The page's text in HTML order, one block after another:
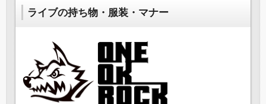
ライブの持ち物・服装・マナー